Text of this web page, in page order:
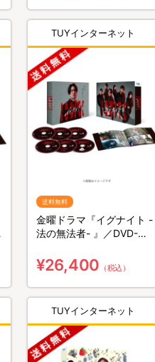
TUYインターネット
送料無料
金曜ドラマ『イグナイト -
法の無法者- 』／DVD-
¥26,400 （税込）
TUYインターネット